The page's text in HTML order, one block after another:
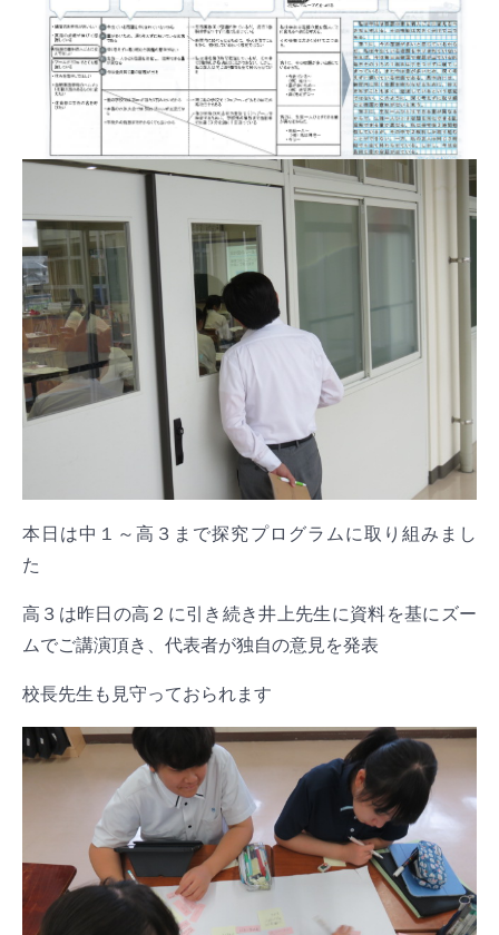
本日は中１～高３まで探究プログラムに取り組みまし
た
高３は昨日の高２に引き続き井上先生に資料を基にズー
ムでご講演頂き、代表者が独自の意見を発表
校長先生も見守っておられます